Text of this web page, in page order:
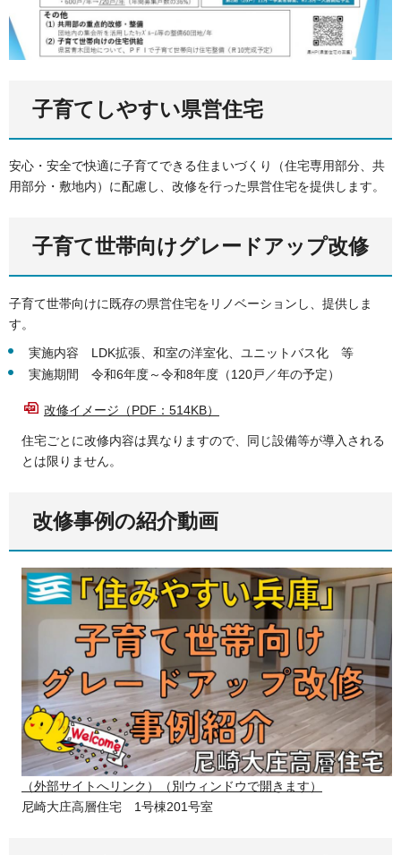
子育てしやすい県営住宅
安心・安全で快適に子育てできる住まいづくり（住宅専用部分、共
用部分・敷地内）に配慮し、改修を行った県営住宅を提供します。
子育て世帯向けグレードアップ改修
子育て世帯向けに既存の県営住宅をリノベーションし、提供しま
す。
実施内容 LDK拡張、和室の洋室化、ユニットバス化 等
実施期間 令和6年度～令和8年度（120戸／年の予定）
改修イメージ（PDF：514KB）
住宅ごとに改修内容は異なりますので、同じ設備等が導入される
とは限りません。
改修事例の紹介動画
（外部サイトへリンク）（別ウィンドウで開きます）
尼崎大庄高層住宅 1号棟201号室